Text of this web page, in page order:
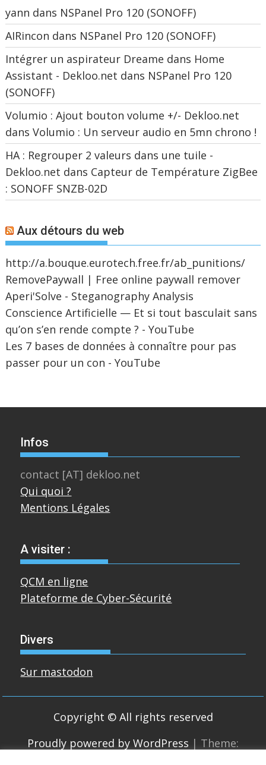
yann dans NSPanel Pro 120 (SONOFF)
AIRincon dans NSPanel Pro 120 (SONOFF)
Intégrer un aspirateur Dreame dans Home
Assistant - Dekloo.net dans NSPanel Pro 120
(SONOFF)
Volumio : Ajout bouton volume +/- Dekloo.net
dansVolumio : Un serveur audio en 5mn chrono !
HA : Regrouper 2 valeurs dans une tuile -
Dekloo.net dans Capteur de Température ZigBee
: SONOFF SNZB-02D
Aux détours du web
http://a.bouque.eurotech.free.fr/ab_punitions/
RemovePaywall | Free online paywall remover
Aperi'Solve - Steganography Analysis
Conscience Artificielle — Et si tout basculait sans
qu’on s’en rende compte ? - YouTube
Les 7 bases de données à connaître pour pas
passer pour un con - YouTube
Infos
contact [AT] dekloo.net
Qui quoi ?
Mentions Légales
A visiter :
QCM en ligne
Plateforme de Cyber-Sécurité
Divers
Sur mastodon
Copyright © All rights reserved
Proudly powered by WordPress | Theme: